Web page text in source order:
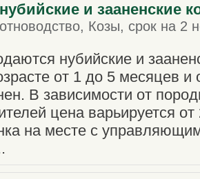
и зааненские
Козы, срок на 2
нубийские и
от 1 до 5 месяцев и
В зависимости от
цена варьируется
на месте с